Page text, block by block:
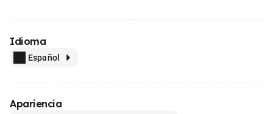
Idioma
Español
Apariencia